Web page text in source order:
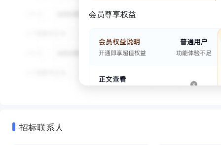
会员尊享权益
招标联系人